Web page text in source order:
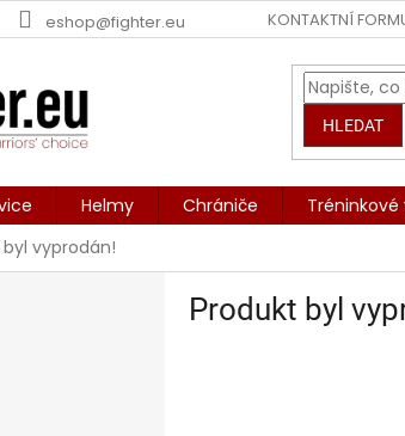
eshop@fighter.eu KONTAKTNÍ
HLEDAT
Helmy Chrániče
vyprodán!
Produkt byl